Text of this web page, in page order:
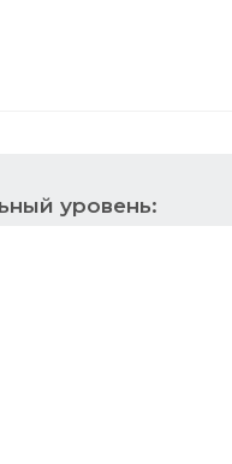
уровень: